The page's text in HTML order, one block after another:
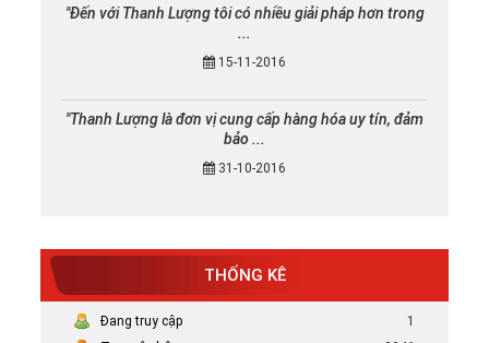
"Đến với Thanh Lượng tôi có nhiều giải pháp hơn trong
...
15-11-2016
"Thanh Lượng là đơn vị cung cấp hàng hóa uy tín, đảm
bảo ...
31-10-2016
THỐNG KÊ
Đang truy cập
1